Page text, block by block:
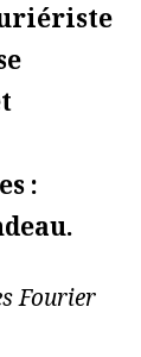
:
Fourier